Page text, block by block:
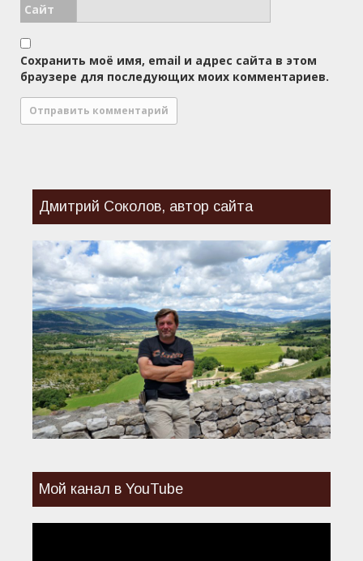
Сайт
Сохранить моё имя, email и адрес сайта в этом
браузере для последующих моих комментариев.
Дмитрий Соколов, автор сайта
Мой канал в YouTube